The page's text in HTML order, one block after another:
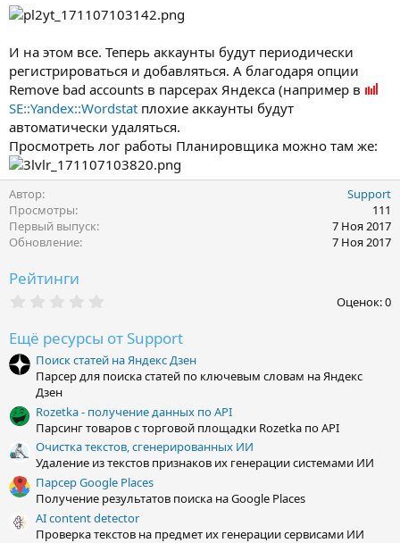
И на этом все. Теперь аккаунты будут периодически
регистрироваться и добавляться. А благодаря опции
Remove bad accounts в парсерах Яндекса (например в
SE::Yandex::Wordstat плохие аккаунты будут
автоматически удаляться.
Просмотреть лог работы Планировщика можно там же:
Автор
Support
Просмотры
111
Первый выпуск
7 Ноя 2017
Обновление
7 Ноя 2017
Рейтинги
0
з
в
ё
д
Оценок: 0
Ещё ресурсы от Support
Поиск статей на Яндекс Дзен
Парсер для поиска статей по ключевым словам на Яндекс
Дзен
Rozetka - получение данных по API
Парсинг товаров с торговой площадки Rozetka по API
Очистка текстов, сгенерированных ИИ
Удаление из текстов признаков их генерации системами ИИ
Парсер Google Places
Получение результатов поиска на Google Places
AI content detector
Проверка текстов на предмет их генерации сервисами ИИ